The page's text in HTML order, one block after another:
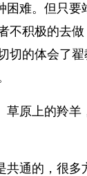
难。但只
不积极的去
切的体会了
原上的羚
通的，很